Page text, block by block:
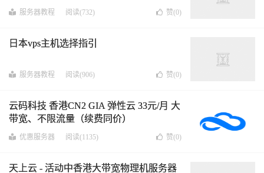
服务器教程 阅读(732) 赞(0)
日本vps主机选择指引
服务器教程 阅读(906) 赞(0)
云码科技 香港CN2 GIA 弹性云 33元/月 大
带宽、不限流量（续费同价）
优惠服务器 阅读(1135) 赞(0)
天上云 - 活动中香港大带宽物理机服务器